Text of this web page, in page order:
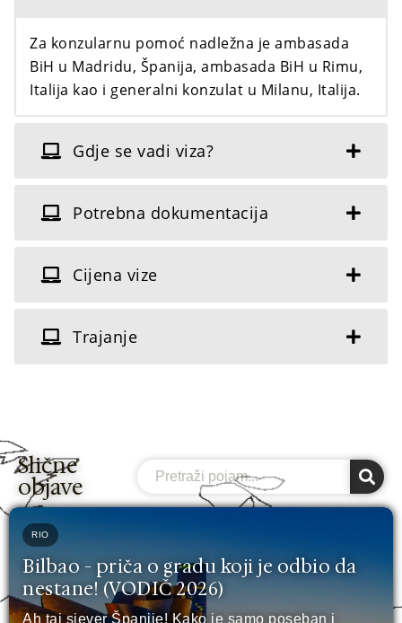
Za konzularnu pomoć nadležna je ambasada
BiH u Madridu, Španija, ambasada BiH u Rimu,
Italija kao i generalni konzulat u Milanu, Italija.
Gdje se vadi viza?
Potrebna dokumentacija
Cijena vize
Trajanje
Slične
objave
Search
RIO
Bilbao - priča o gradu koji je odbio da
nestane! (VODIČ 2026)
Ah taj sjever Španije! Kako je samo poseban i